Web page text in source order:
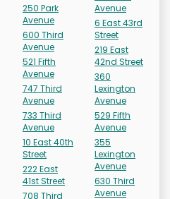
250 Park
Avenue
600 Third
Avenue
521 Fifth
Avenue
747 Third
Avenue
733 Third
Avenue
10 East 40th
Street
222 East
41st Street
708 Third
Avenue
6 East 43rd
Street
219 East
42nd Street
360
Lexington
Avenue
529 Fifth
Avenue
355
Lexington
Avenue
630 Third
Avenue